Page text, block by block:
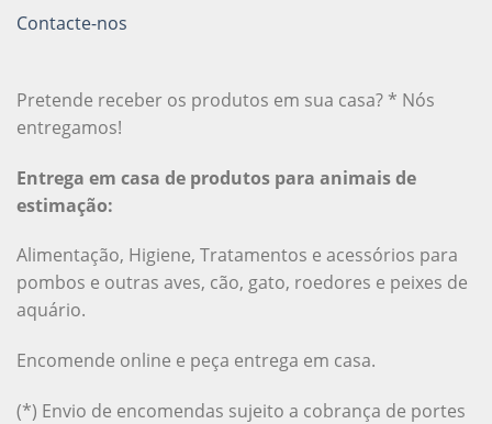
Contacte-nos
Pretende receber os produtos em sua casa? * Nós
entregamos!
Entrega em casa de produtos para animais de
estimação:
Alimentação, Higiene, Tratamentos e acessórios para
pombos e outras aves, cão, gato, roedores e peixes de
aquário.
Encomende online e peça entrega em casa.
(*) Envio de encomendas sujeito a cobrança de portes